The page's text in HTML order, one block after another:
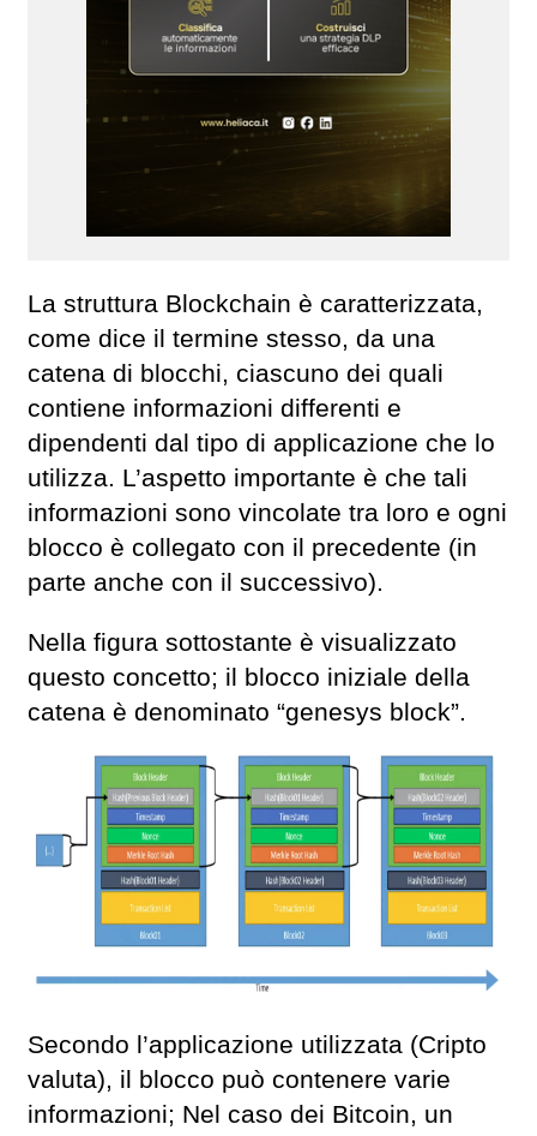
La struttura Blockchain è caratterizzata,
come dice il termine stesso, da una
catena di blocchi, ciascuno dei quali
contiene informazioni differenti e
dipendenti dal tipo di applicazione che lo
utilizza. L’aspetto importante è che tali
informazioni sono vincolate tra loro e ogni
blocco è collegato con il precedente (in
parte anche con il successivo).
Nella figura sottostante è visualizzato
questo concetto; il blocco iniziale della
catena è denominato “genesys block”.
Secondo l’applicazione utilizzata (Cripto
valuta), il blocco può contenere varie
informazioni; Nel caso dei Bitcoin, un